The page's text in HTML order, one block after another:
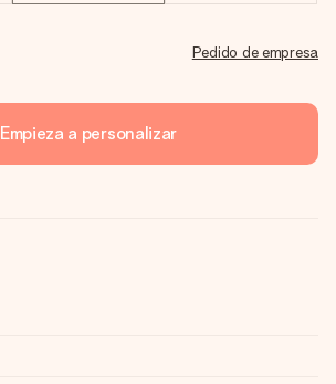
Pedido de empresa
Empieza a personalizar